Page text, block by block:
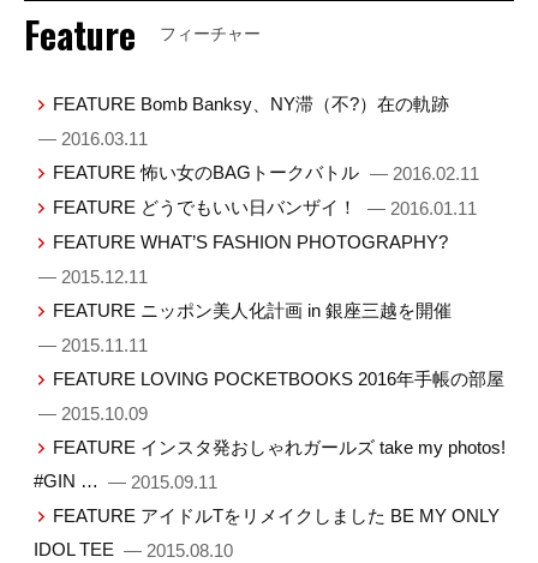
Feature フィーチャー
FEATURE Bomb Banksy、NY滞（不?）在の軌跡
— 2016.03.11
FEATURE 怖い女のBAGトークバトル — 2016.02.11
FEATURE どうでもいい日バンザイ！
— 2016.01.11
FEATURE WHAT’S FASHION PHOTOGRAPHY?
— 2015.12.11
FEATURE ニッポン美人化計画 in 銀座三越を開催
— 2015.11.11
FEATURE LOVING POCKETBOOKS 2016年手帳の部屋
— 2015.10.09
FEATURE インスタ発おしゃれガールズ take my photos!
#GIN … — 2015.09.11
FEATURE アイドルTをリメイクしました BE MY ONLY
IDOL TEE — 2015.08.10